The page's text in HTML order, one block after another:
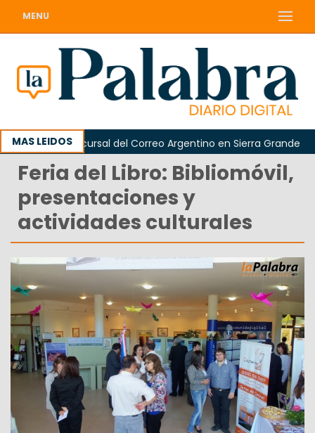
MENU
MAS LEIDOS
de la sucursal del Correo Argentino en Sierra Grande
Feria del Libro: Bibliomóvil,
presentaciones y
actividades culturales